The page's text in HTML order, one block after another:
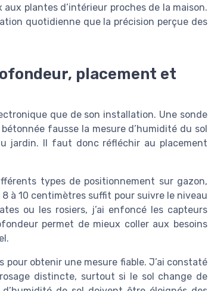
plantes d’intérieur proches de la maison.
quotidienne que la précision perçue des
placement et
que de son installation. Une sonde
fausse la mesure d’humidité du sol
jardin. Il faut donc réfléchir au placement
types de positionnement sur gazon,
à 10 centimètres suffit pour suivre le niveau
ou les rosiers, j’ai enfoncé les capteurs
permet de mieux coller aux besoins
obtenir une mesure fiable. J’ai constaté
distincte, surtout si le sol change de